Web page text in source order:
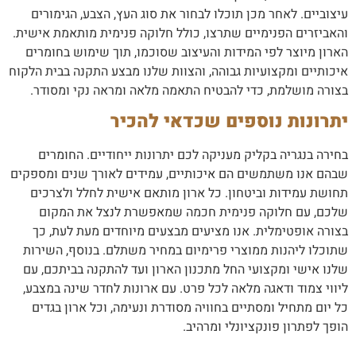
עיצוביים. לאחר מכן תוכלו לבחור את סוג העץ, הצבע, הגימורים
והאביזרים הפנימיים שתרצו, כולל חלוקה פנימית מותאמת אישית.
הארון מיוצר לפי המידות והעיצוב שסוכמו, תוך שימוש בחומרים
איכותיים ומקצועיות גבוהה, והצוות שלנו מבצע התקנה בבית הלקוח
בצורה מושלמת, כדי להבטיח התאמה מלאה ומראה נקי ומסודר.
יתרונות נוספים שכדאי להכיר
בחירה בנגריה בקליק מעניקה לכם יתרונות ייחודיים. החומרים
שבהם אנו משתמשים הם איכותיים, עמידים לאורך שנים ומספקים
תחושת עמידות וביטחון. כל ארון מותאם אישית לחלל ולצרכים
שלכם, עם חלוקה פנימית חכמה שמאפשרת לנצל את המקום
בצורה אופטימלית. אנו מציעים מבצעים מיוחדים מעת לעת, כך
שתוכלו ליהנות ממוצרי פרימיום במחיר משתלם. בנוסף, השירות
שלנו אישי ומקצועי החל מתכנון הארון ועד להתקנה בביתכם, עם
ליווי צמוד ודאגה מלאה לכל פרט. עם ארונות לחדר שינה במצבע,
כל יום מתחיל ומסתיים בחוויה מסודרת ונעימה, וכל ארון בגדים
הופך לפתרון פונקציונלי ומרהיב.